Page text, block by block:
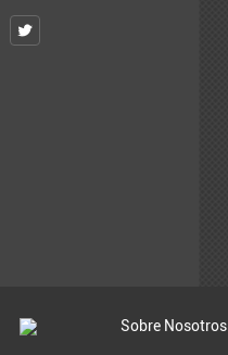
Sobre Nosotros